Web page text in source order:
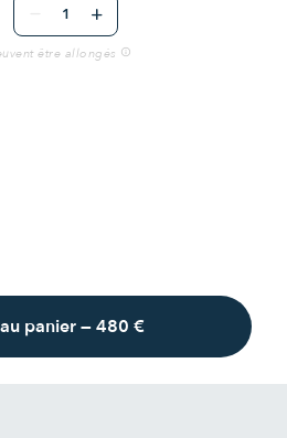
add
être allongés info
panier—480 €